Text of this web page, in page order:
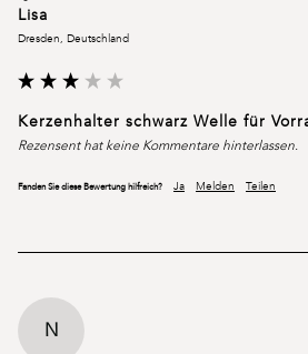
Lisa
Dresden, Deutschland
Kerzenhalter schwarz Welle für
Rezensent hat keine Kommentare hinterlassen.
Fanden Sie diese Bewertung hilfreich? Ja Melden Teilen
N